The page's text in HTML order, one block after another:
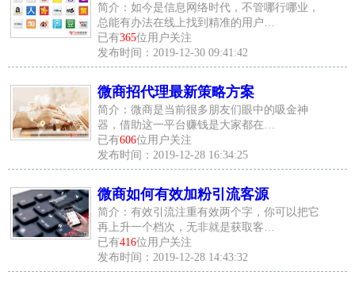
简介：如今是信息网络时代，不管哪行哪业，
总能有办法在线上找到精准的用户…
已有365位用户关注
发布时间：2019-12-30 09:41:42
微商招代理最新策略方案
简介：微商是当前很多朋友们眼中的吸金神
器，借助这一平台赚钱是大家都在…
已有606位用户关注
发布时间：2019-12-28 16:34:25
微商如何有效加粉引流客源
简介：有效引流注重有效两个字，你可以把它
再上升一个档次，无非就是获取客…
已有416位用户关注
发布时间：2019-12-28 14:43:32